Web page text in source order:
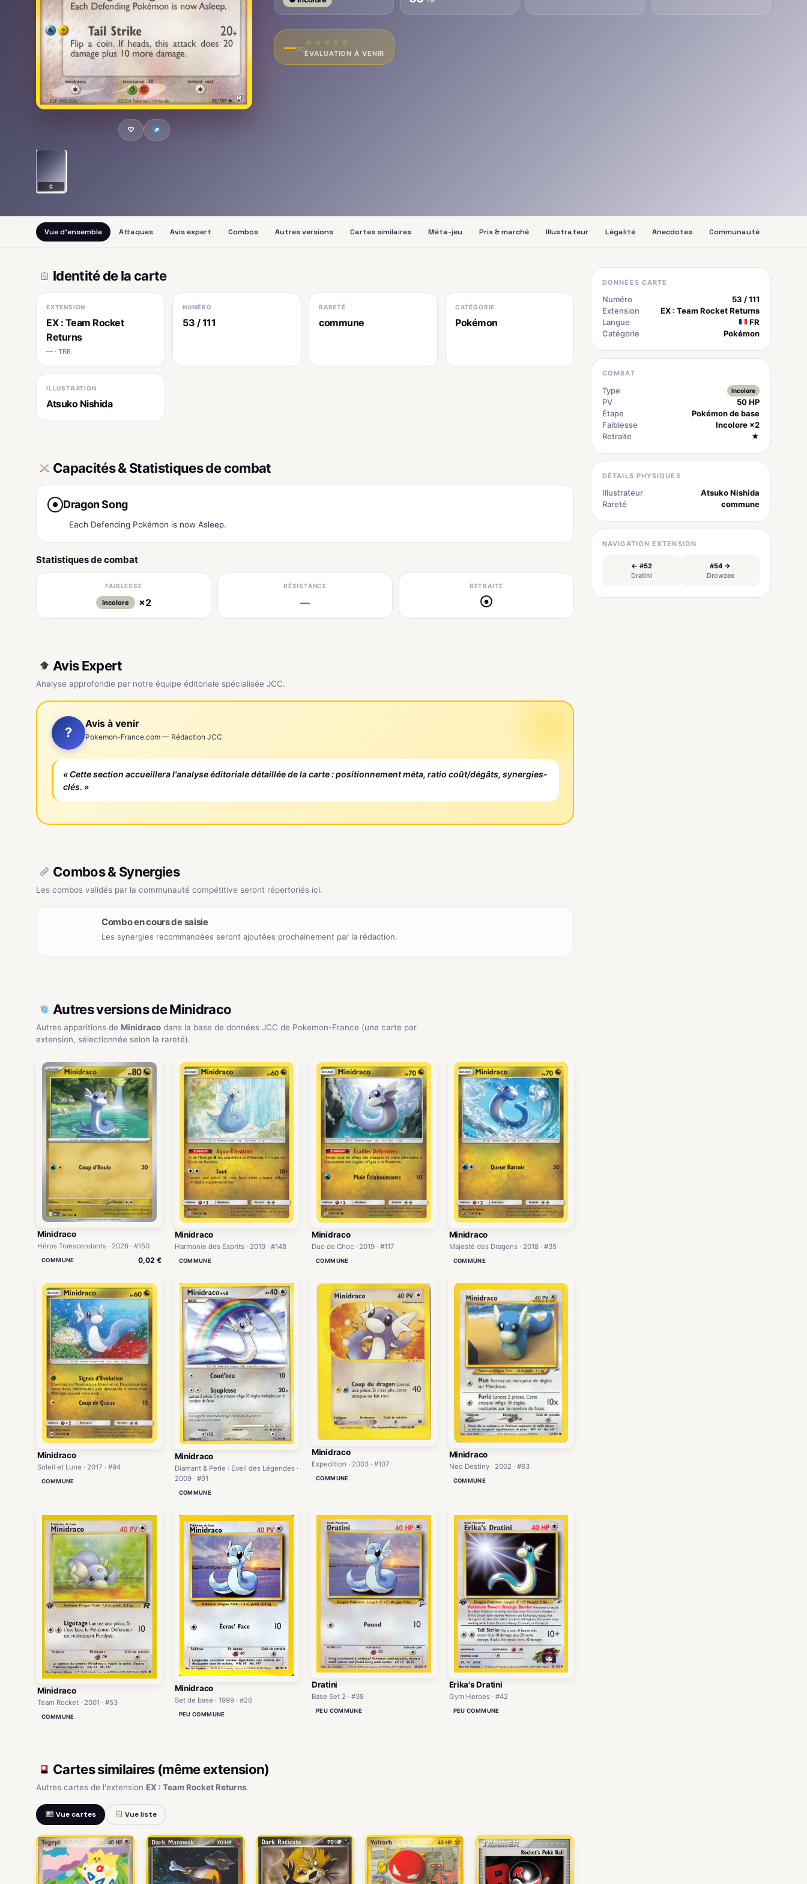
♡
C
—/10
★ ★ ★ ★ ★
ÉVALUATION À VENIR
Vue d'ensemble Attaques Avis expert Combos Autres versions Cartes similaires Méta-jeu Prix & marché Illustrateur Légalité Anecdotes Communauté
Identité de la carte
EXTENSION
EX : Team Rocket
Returns
— · TRR
NUMÉRO
53 / 111
RARETÉ
commune
CATÉGORIE
Pokémon
ILLUSTRATION
Atsuko Nishida
Capacités & Statistiques de combat
● Dragon Song
Each Defending Pokémon is now Asleep.
Statistiques de combat
FAIBLESSE
Incolore ×2
RÉSISTANCE
—
RETRAITE
●
Avis Expert
Analyse approfondie par notre équipe éditoriale spécialisée JCC.
?
Avis à venir
Pokemon-France.com — Rédaction JCC
« Cette section accueillera l'analyse éditoriale détaillée de la carte : positionnement méta, ratio coût/dégâts, synergies-
clés. »
Combos & Synergies
Les combos validés par la communauté compétitive seront répertoriés ici.
Combo en cours de saisie
Les synergies recommandées seront ajoutées prochainement par la rédaction.
Autres versions de Minidraco
Autres apparitions de Minidraco dans la base de données JCC de Pokemon-France (une carte par
extension, sélectionnée selon la rareté).
Minidraco
Héros Transcendants · 2026 · #150
COMMUNE 0,02 €
Minidraco
Harmonie des Esprits · 2019 · #148
COMMUNE
Minidraco
Duo de Choc · 2019 · #117
COMMUNE
Minidraco
Majesté des Dragons · 2018 · #35
COMMUNE
Minidraco
Soleil et Lune · 2017 · #94
COMMUNE
Minidraco
Diamant & Perle : Eveil des Légendes ·
2009 · #91
COMMUNE
Minidraco
Expedition · 2003 · #107
COMMUNE
Minidraco
Neo Destiny · 2002 · #63
COMMUNE
Minidraco
Team Rocket · 2001 · #53
COMMUNE
Minidraco
Set de base · 1999 · #26
PEU COMMUNE
Dratini
Base Set 2 · #38
PEU COMMUNE
Erika's Dratini
Gym Heroes · #42
PEU COMMUNE
Cartes similaires (même extension)
Autres cartes de l'extension EX : Team Rocket Returns.
Vue cartes Vue liste
DONNÉES CARTE
Numéro
53 / 111
Extension
EX : Team Rocket Returns
Langue
FR
Catégorie
Pokémon
COMBAT
Type Incolore
PV
50 HP
Étape
Pokémon de base
Faiblesse
Incolore ×2
Retraite
★
DÉTAILS PHYSIQUES
Illustrateur
Atsuko Nishida
Rareté
commune
NAVIGATION EXTENSION
← #52
Dratini
#54 →
Drowzee